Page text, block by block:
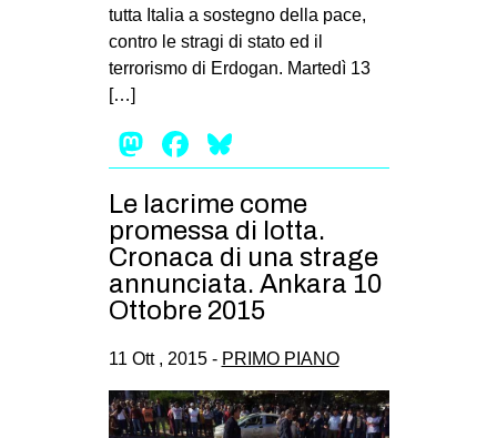
tutta Italia a sostegno della pace,
contro le stragi di stato ed il
terrorismo di Erdogan. Martedì 13
[…]
Mastodon
Facebook
Le lacrime come
promessa di lotta.
Cronaca di una strage
annunciata. Ankara 10
Ottobre 2015
11 Ott , 2015 - PRIMO PIANO